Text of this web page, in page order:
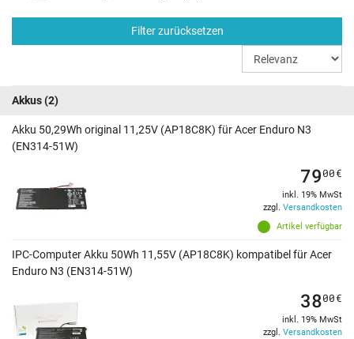
Filter zurücksetzen
Akkus(2)
Akku 50,29Wh original 11,25V (AP18C8K) für Acer Enduro N3
(EN314-51W)
Artikel verfügbar
7900€
inkl. 19% MwSt
zzgl. Versandkosten
IPC-Computer Akku 50Wh 11,55V (AP18C8K) kompatibel für Acer
Enduro N3 (EN314-51W)
3800€
inkl. 19% MwSt
zzgl. Versandkosten